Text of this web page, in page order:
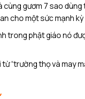
gươm 7 sao dùng
cho một sức mạnh
trong phật giáo nó
“trường thọ và may